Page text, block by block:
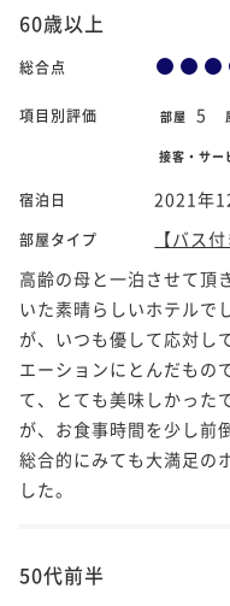
60歳以上
総合点
項目別評価 部屋 5
接客・サー
宿泊日 2021年
部屋タイプ
【バス
高齢の母と一泊させて頂
いた素晴らしいホテルで
が、いつも優して応対し
エーションにとんだもの
て、とても美味しかった
が、お食事時間を少し前
総合的にみても大満足の
した。
50代前半